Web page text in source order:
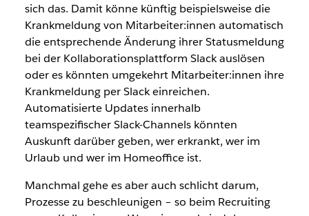
sich das. Damit könne künftig beispielsweise die
Krankmeldung von Mitarbeiter:innen automatisch
die entsprechende Änderung ihrer Statusmeldung
bei der Kollaborationsplattform Slack auslösen
oder es könnten umgekehrt Mitarbeiter:innen ihre
Krankmeldung per Slack einreichen.
Automatisierte Updates innerhalb
teamspezifischer Slack-Channels könnten
Auskunft darüber geben, wer erkrankt, wer im
Urlaub und wer im Homeoffice ist.
Manchmal gehe es aber auch schlicht darum,
Prozesse zu beschleunigen – so beim Recruiting